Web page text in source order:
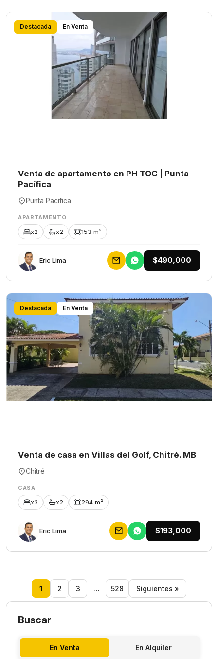
Destacada En Venta
Venta de apartamento en PH TOC | Punta
Pacífica
Punta Pacifica
APARTAMENTO
x2 x2 153 m²
Eric Lima $490,000
Destacada En Venta
Venta de casa en Villas del Golf, Chitré. MB
Chitré
CASA
x3 x2 294 m²
Eric Lima $193,000
1 2 3 … 528 Siguientes »
Buscar
En Venta En Alquiler